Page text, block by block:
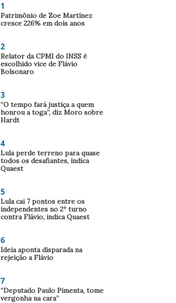
1
Patrimônio de Zoe Martínez
cresce 226% em dois anos
2
Relator da CPMI do INSS é
escolhido vice de Flávio
Bolsonaro
3
“O tempo fará justiça a quem
honrou a toga”, diz Moro sobre
Hardt
4
Lula perde terreno para quase
todos os desafiantes, indica
Quaest
5
Lula cai 7 pontos entre os
independentes no 2º turno
contra Flávio, indica Quaest
6
Ideia aponta disparada na
rejeição a Flávio
7
“Deputado Paulo Pimenta, tome
vergonha na cara”